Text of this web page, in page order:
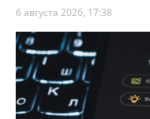
6 августа 2026, 17:38